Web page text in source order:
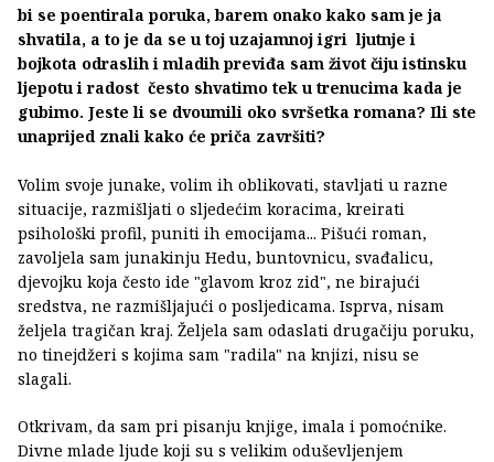
bi se poentirala poruka, barem onako kako sam je ja
shvatila, a to je da se u toj uzajamnoj igri ljutnje i
bojkota odraslih i mladih previđa sam život čiju istinsku
ljepotu i radost često shvatimo tek u trenucima kada je
gubimo. Jeste li se dvoumili oko svršetka romana? Ili ste
unaprijed znali kako će priča završiti?
Volim svoje junake, volim ih oblikovati, stavljati u razne
situacije, razmišljati o sljedećim koracima, kreirati
psihološki profil, puniti ih emocijama... Pišući roman,
zavoljela sam junakinju Hedu, buntovnicu, svađalicu,
djevojku koja često ide "glavom kroz zid", ne birajući
sredstva, ne razmišljajući o posljedicama. Isprva, nisam
željela tragičan kraj. Željela sam odaslati drugačiju poruku,
no tinejdžeri s kojima sam "radila" na knjizi, nisu se
slagali.
Otkrivam, da sam pri pisanju knjige, imala i pomoćnike.
Divne mlade ljude koji su s velikim oduševljenjem